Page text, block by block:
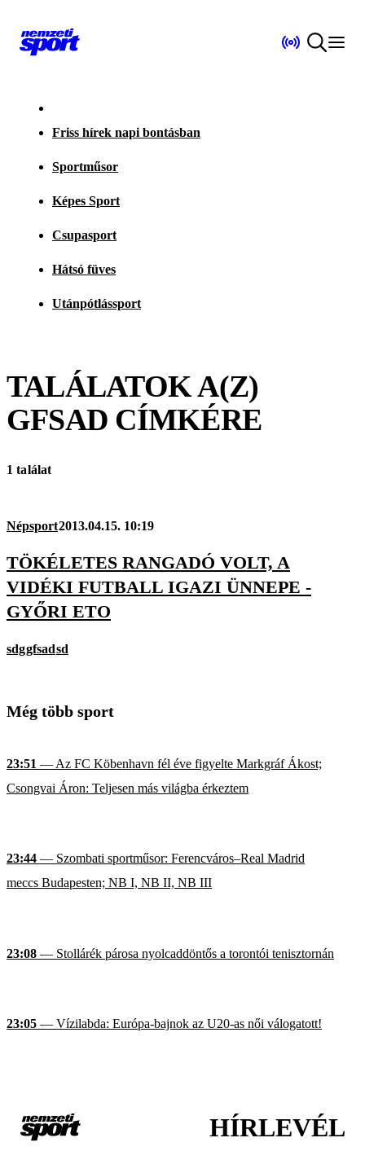
Friss hírek napi bontásban
Sportműsor
Képes Sport
Csupasport
Hátsó füves
Utánpótlássport
TALÁLATOK A(Z)
GFSAD CÍMKÉRE
1 találat
Népsport2013.04.15. 10:19
TÖKÉLETES RANGADÓ VOLT, A
VIDÉKI FUTBALL IGAZI ÜNNEPE -
GYŐRI ETO
sdggfsadsd
Még több sport
23:51 — Az FC Köbenhavn fél éve figyelte Markgráf Ákost;
Csongvai Áron: Teljesen más világba érkeztem
23:44 — Szombati sportműsor: Ferencváros–Real Madrid
meccs Budapesten; NB I, NB II, NB III
23:08 — Stollárék párosa nyolcaddöntős a torontói tenisztornán
23:05 — Vízilabda: Európa-bajnok az U20-as női válogatott!
HÍRLEVÉL